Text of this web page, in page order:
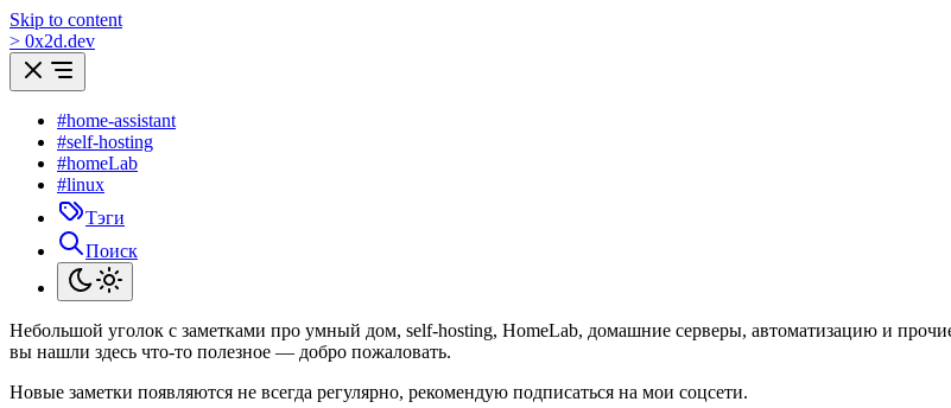
Skip to content
> 0x2d.dev
#home-assistant
#self-hosting
#homeLab
#linux
Тэги
Поиск
Небольшой уголок с заметками про умный дом, self-hosting, HomeLab, домашние серверы, автоматизацию и
вы нашли здесь что-то полезное — добро пожаловать.
Новые заметки появляются не всегда регулярно, рекомендую подписаться на мои соцсети.